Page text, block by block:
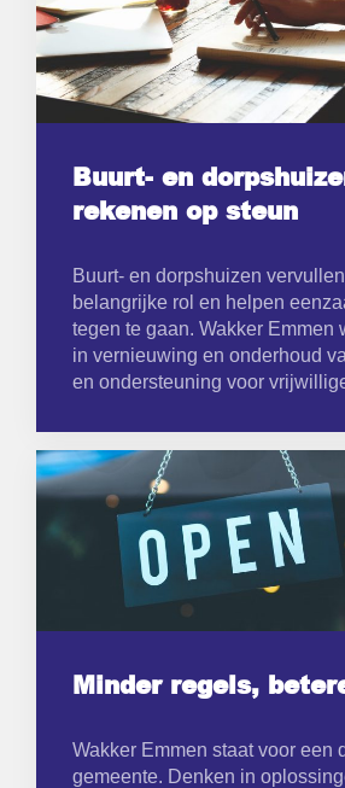
Buurt- en
rekenen op steun
Buurt- en dorpshuizen
belangrijke rol en helpen
tegen te gaan. Wakker Emmen
in vernieuwing en onderhoud
en ondersteuning voor
Minder regels,
Wakker Emmen staat voor een
gemeente. Denken in